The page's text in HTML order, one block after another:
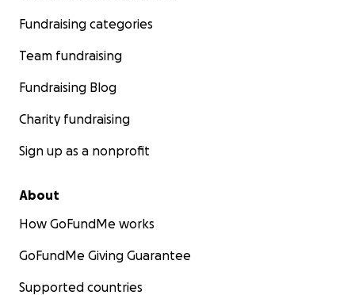
Fundraising categories
Team fundraising
Fundraising Blog
Charity fundraising
Sign up as a nonprofit
About
How GoFundMe works
GoFundMe Giving Guarantee
Supported countries